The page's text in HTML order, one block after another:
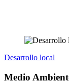
Desarrollo local
Medio